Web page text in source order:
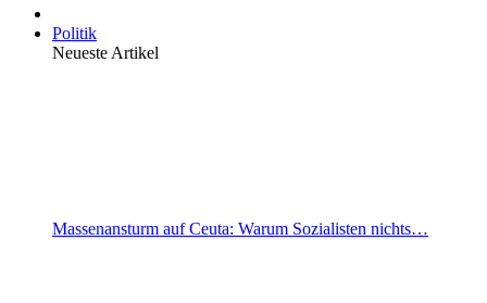
Politik
Neueste Artikel
Massenansturm auf Ceuta: Warum Sozialisten nichts…